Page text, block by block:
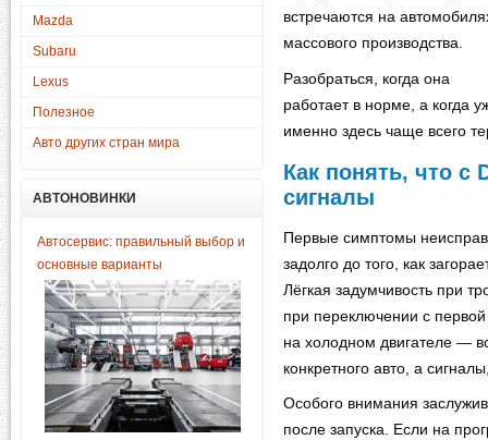
Mazda
Subaru
Lexus
Полезное
Авто других стран мира
АВТОНОВИНКИ
Автосервис: правильный выбор и
основные варианты
встречаются на
массового производства.
Разобраться, когда она
работает в норме, а когда
именно здесь чаще всего
Как понять, что с
сигналы
Первые симптомы
задолго до того, как
Лёгкая задумчивость при
при переключении с
на холодном двигателе —
конкретного авто, а
Особого внимания
после запуска. Если на